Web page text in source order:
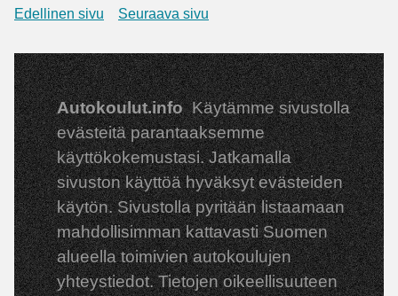
Edellinen sivu Seuraava sivu
Autokoulut.info Käytämme sivustolla
evästeitä parantaaksemme
käyttökokemustasi. Jatkamalla
sivuston käyttöä hyväksyt evästeiden
käytön. Sivustolla pyritään listaamaan
mahdollisimman kattavasti Suomen
alueella toimivien autokoulujen
yhteystiedot. Tietojen oikeellisuuteen